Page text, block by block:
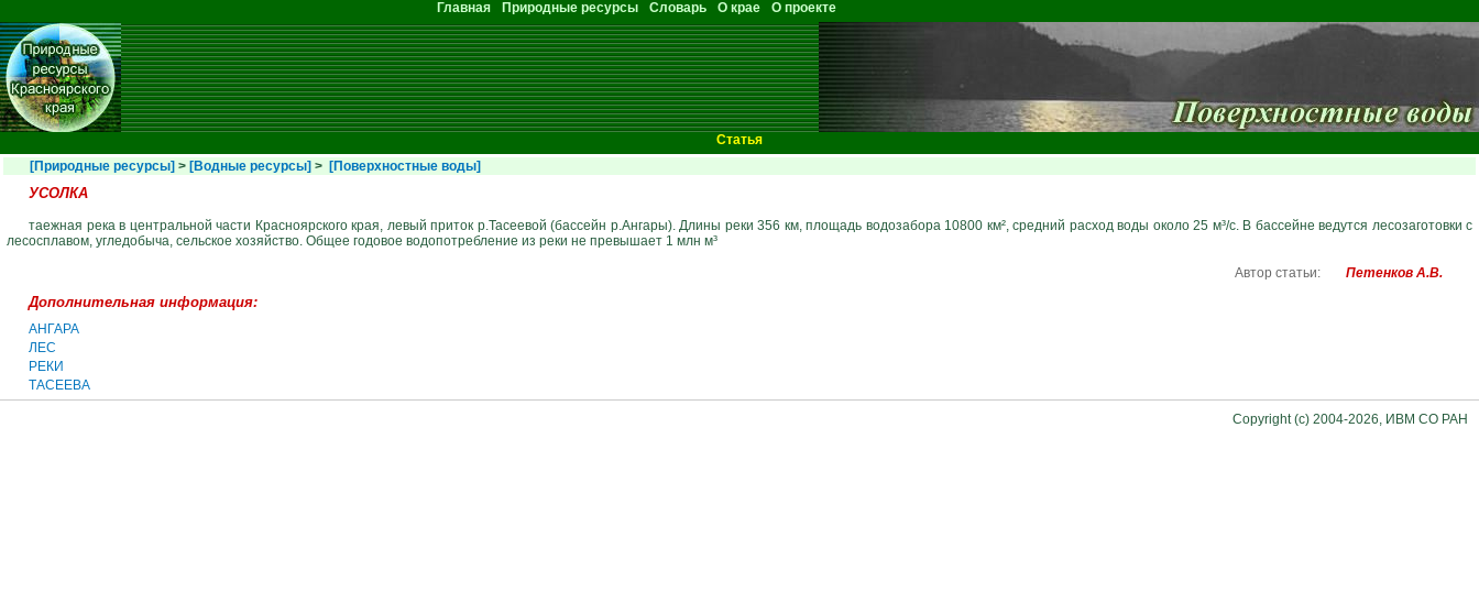
Главное меню
Главная Природные ресурсы Словарь О крае О проекте
Статья
[Природные ресурсы] > [Водные ресурсы] > [Поверхностные воды]
УСОЛКА
таежная река в центральной части Красноярского края, левый приток р.Тасеевой (бассейн р.Ангары). Длины реки 356 км, площадь водозабора 10800 км², средний расход воды около 25 м³/с. В бассейне ведутся лесозаготовки с
лесосплавом, угледобыча, сельское хозяйство. Общее годовое водопотребление из реки не превышает 1 млн м³
Автор статьи: Петенков А.В.
Дополнительная информация:
АНГАРА
ЛЕС
РЕКИ
ТАСЕЕВА
Copyright (c) 2004-2026, ИВМ СО РАН